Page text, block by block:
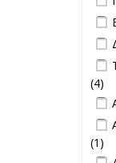
(4)
filter
(1)